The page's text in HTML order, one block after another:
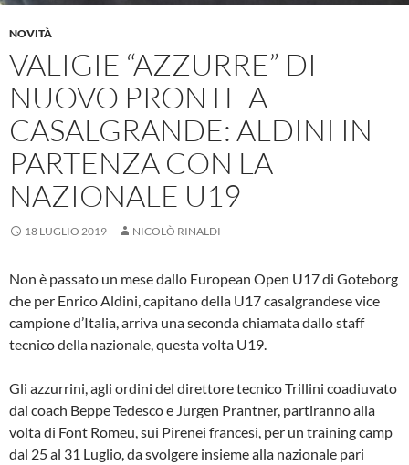
NOVITÀ
VALIGIE “AZZURRE” DI
NUOVO PRONTE A
CASALGRANDE: ALDINI IN
PARTENZA CON LA
NAZIONALE U19
18 LUGLIO 2019 NICOLÒ RINALDI
Non è passato un mese dallo European Open U17 di Goteborg
che per Enrico Aldini, capitano della U17 casalgrandese vice
campione d’Italia, arriva una seconda chiamata dallo staff
tecnico della nazionale, questa volta U19.
Gli azzurrini, agli ordini del direttore tecnico Trillini coadiuvato
dai coach Beppe Tedesco e Jurgen Prantner, partiranno alla
volta di Font Romeu, sui Pirenei francesi, per un training camp
dal 25 al 31 Luglio, da svolgere insieme alla nazionale pari